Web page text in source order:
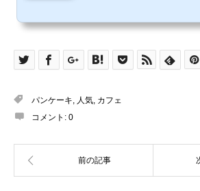
パンケーキ, 人気, カフェ
コメント: 0